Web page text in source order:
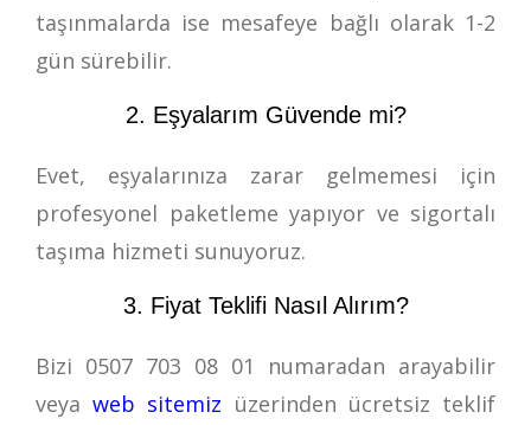
taşınmalarda ise mesafeye bağlı olarak 1-2
gün sürebilir.
2. Eşyalarım Güvende mi?
Evet, eşyalarınıza zarar gelmemesi için
profesyonel paketleme yapıyor ve sigortalı
taşıma hizmeti sunuyoruz.
3. Fiyat Teklifi Nasıl Alırım?
Bizi 0507 703 08 01
numaradan arayabilir
veyaweb sitemiz üzerinden ücretsiz teklif